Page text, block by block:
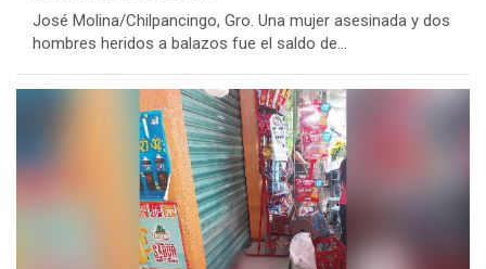
José Molina/Chilpancingo, Gro. Una mujer asesinada y dos
hombres heridos a balazos fue el saldo de…